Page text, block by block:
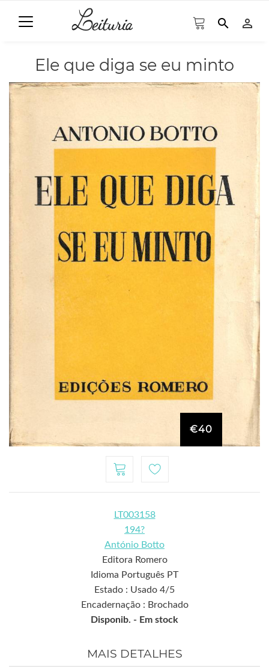
search person_outline
Ele que diga se eu minto
€40
LT003158
194?
António Botto
Editora Romero
Idioma Português PT
Estado : Usado 4/5
Encadernação : Brochado
Disponib. - Em stock
MAIS DETALHES